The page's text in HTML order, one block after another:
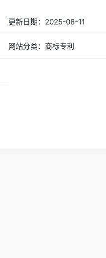
更新日期：2025-08-11
网站分类：商标专利